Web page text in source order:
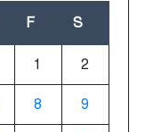
F S
1 2
8 9